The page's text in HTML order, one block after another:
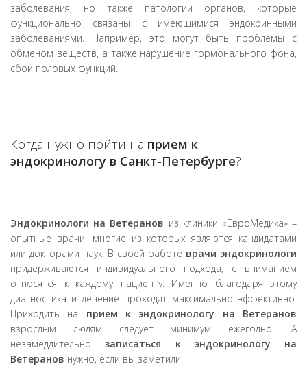
заболевания, но также патологии органов, которые
функционально связаны с имеющимися эндокринными
заболеваниями. Например, это могут быть проблемы с
обменом веществ, а также нарушение гормонального фона,
сбои половых функций.
Когда нужно пойти на прием к
эндокринологу в Санкт-Петербурге?
Эндокринологи на Ветеранов из клиники «ЕвроМедика» –
опытные врачи, многие из которых являются кандидатами
или докторами наук. В своей работе врачи эндокринологи
придерживаются индивидуального подхода, с вниманием
относятся к каждому пациенту. Именно благодаря этому
диагностика и лечение проходят максимально эффективно.
Приходить на прием к эндокринологу на Ветеранов
взрослым людям следует минимум ежегодно. А
незамедлительнозаписаться к эндокринологу на
Ветеранов нужно, если вы заметили: